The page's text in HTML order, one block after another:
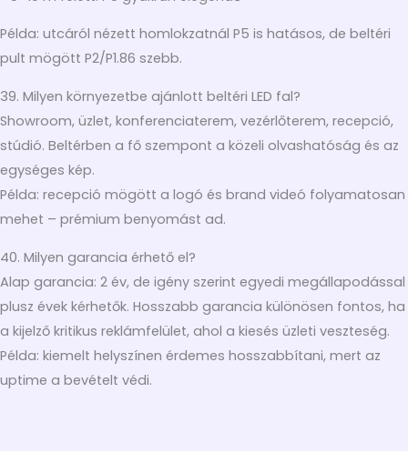
Példa: utcáról nézett homlokzatnál P5 is hatásos, de beltéri
pult mögött P2/P1.86 szebb.
39. Milyen környezetbe ajánlott beltéri LED fal?
Showroom, üzlet, konferenciaterem, vezérlőterem, recepció,
stúdió. Beltérben a fő szempont a közeli olvashatóság és az
egységes kép.
Példa: recepció mögött a logó és brand videó folyamatosan
mehet – prémium benyomást ad.
40. Milyen garancia érhető el?
Alap garancia: 2 év, de igény szerint egyedi megállapodással
plusz évek kérhetők. Hosszabb garancia különösen fontos, ha
a kijelző kritikus reklámfelület, ahol a kiesés üzleti veszteség.
Példa: kiemelt helyszínen érdemes hosszabbítani, mert az
uptime a bevételt védi.